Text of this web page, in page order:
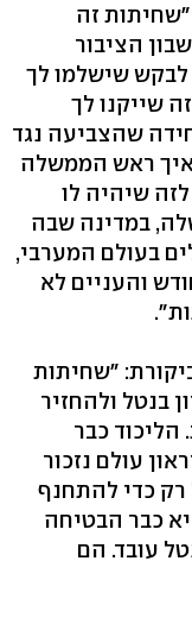
זה
הציבור
לבקש שישלמו לך
שייקנו לך
שהצביעה נגד
איך ראש הממשלה
שיהיה לו
במדינה שבה
בעולם המערבי,
והעניים לא
"שחיתות
בנטל ולהחזיר
כבר
עולם נזכור
רק כדי להתחנף
כבר הבטיחה
עובד. הם